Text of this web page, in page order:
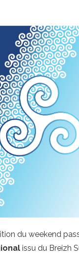
du weekend
issu du Breizh